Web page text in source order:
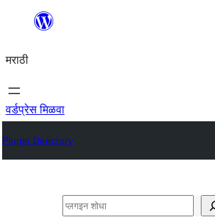
सामुग्रीवर
मराठी
वर्डप्रेस मिळवा
Plugin Directory
शोधा